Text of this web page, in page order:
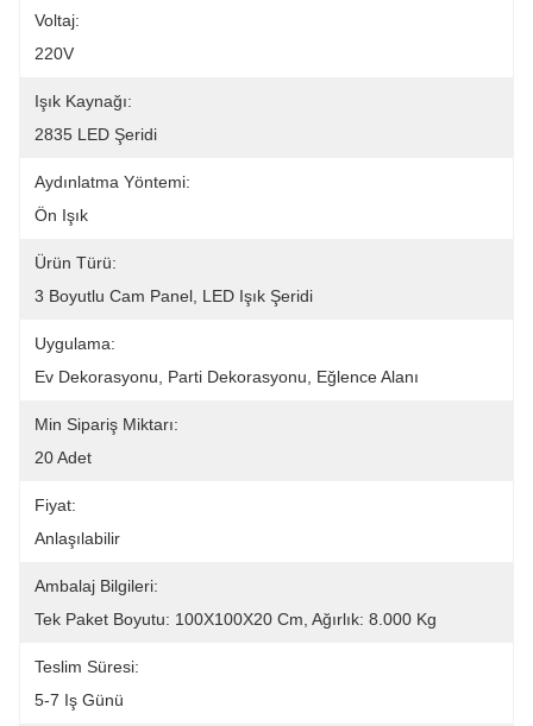
Voltaj:
220V
Işık Kaynağı:
2835 LED Şeridi
Aydınlatma Yöntemi:
Ön Işık
Ürün Türü:
3 Boyutlu Cam Panel, LED Işık Şeridi
Uygulama:
Ev Dekorasyonu, Parti Dekorasyonu, Eğlence Alanı
Min Sipariş Miktarı:
20 Adet
Fiyat:
Anlaşılabilir
Ambalaj Bilgileri:
Tek Paket Boyutu: 100X100X20 Cm, Ağırlık: 8.000 Kg
Teslim Süresi:
5-7 Iş Günü